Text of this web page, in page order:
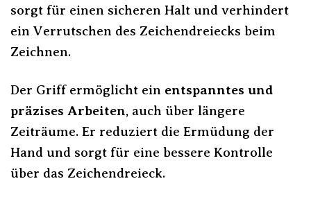
sorgt für einen sicheren Halt und verhindert
ein Verrutschen des Zeichendreiecks beim
Zeichnen.
Der Griff ermöglicht ein entspanntes und
präzises Arbeiten, auch über längere
Zeiträume. Er reduziert die Ermüdung der
Hand und sorgt für eine bessere Kontrolle
über das Zeichendreieck.